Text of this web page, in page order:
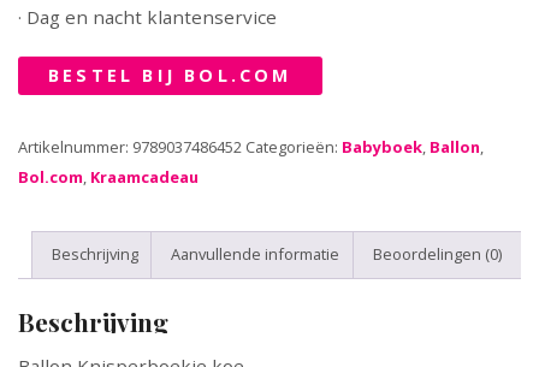
· Dag en nacht klantenservice
BESTEL BIJ BOL.COM
Artikelnummer: 9789037486452 Categorieën: Babyboek, Ballon,
Bol.com, Kraamcadeau
Beschrijving Aanvullende informatie Beoordelingen (0)
Beschrijving